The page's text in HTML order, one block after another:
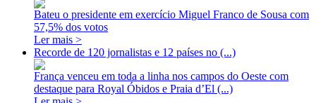
Bateu o presidente em exercício Miguel Franco de Sousa com
57,5% dos votos
Ler mais >
Recorde de 120 jornalistas e 12 países no (...)
França venceu em toda a linha nos campos do Oeste com
destaque para Royal Óbidos e Praia d’El (...)